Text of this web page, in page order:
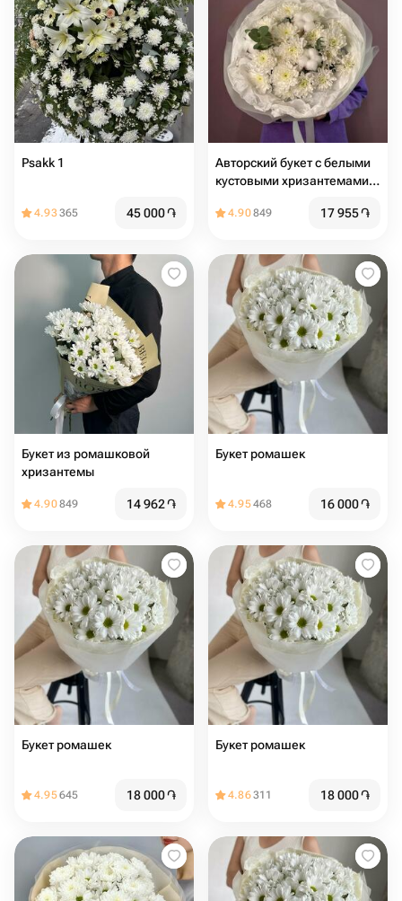
Psakk 1
4.93365 45 000֏
Авторский букет с белыми
кустовыми хризантемами и
4.90849 17 955֏
Букет из ромашковой
хризантемы
4.90849 14 962֏
Букет ромашек
4.95468 16 000֏
Букет ромашек
4.95645 18 000֏
Букет ромашек
4.86311 18 000֏